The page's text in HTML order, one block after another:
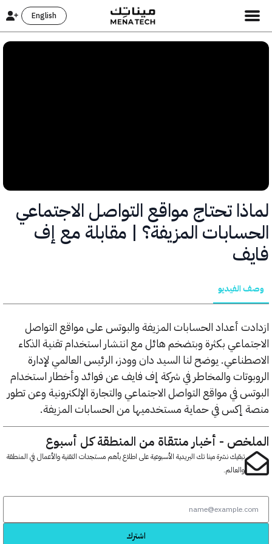
English
تحتاج مواقع التواصل الاجتماعي
المزيفة؟ | مقابلة مع إف
أعداد الحسابات المزيفة والبوتس على مواقع التواصل
بكثرة وبتضخم هائل مع انتشار استخدام تقنية الذكاء
يوضح لنا السيد دان وودز، الرئيس العالمي لإدارة
والمخاطر في شركة إف فايف عن فوائد وأخطار استخدام
في مواقع التواصل الاجتماعي والتجارة الإلكترونية وعن تطور
في حماية مستخدميها من الحسابات المزيفة.
- أخبار منتقاة من المنطقة كل أسبوع
تبقيك نشرة مينا تك البريدية الأسبوعية على اطلاع بأهم مستجدات التقنية والأعمال في المنطقة
والعالم.